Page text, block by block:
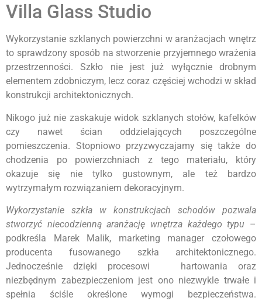
Villa Glass Studio
Wykorzystanie szklanych powierzchni w aranżacjach wnętrz
to sprawdzony sposób na stworzenie przyjemnego wrażenia
przestrzenności. Szkło nie jest już wyłącznie drobnym
elementem zdobniczym, lecz coraz częściej wchodzi w skład
konstrukcji architektonicznych.
Nikogo już nie zaskakuje widok szklanych stołów, kafelków
czy nawet ścian oddzielających poszczególne
pomieszczenia. Stopniowo przyzwyczajamy się także do
chodzenia po powierzchniach z tego materiału, który
okazuje się nie tylko gustownym, ale też bardzo
wytrzymałym rozwiązaniem dekoracyjnym.
Wykorzystanie szkła w konstrukcjach schodów pozwala
stworzyć niecodzienną aranżację wnętrza każdego typu –
podkreśla Marek Malik, marketing manager czołowego
producenta fusowanego szkła architektonicznego.
Jednocześnie dzięki procesowi hartowania oraz
niezbędnym zabezpieczeniom jest ono niezwykle trwałe i
spełnia ściśle określone wymogi bezpieczeństwa.